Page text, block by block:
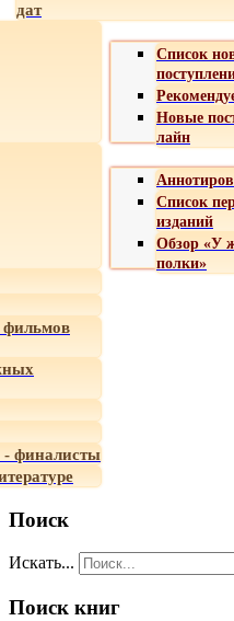
дат
Список
Новые
лайн
Список
изданий
Обзор «У
полки»
- финалисты
Поиск
Искать...
Поиск книг